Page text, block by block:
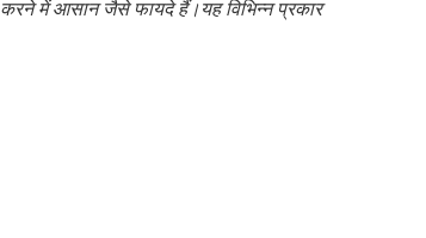
में आसान जैसे फायदे हैं।यह विभिन्न प्रकार